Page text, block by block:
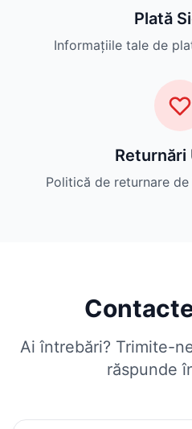
Plată
Informațiile tale de
Returnări
Politică de returnare
Ai întrebări? Trimite-
răspunde